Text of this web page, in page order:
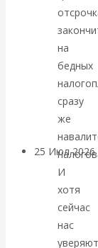
25 Июл 2026
на
бедных
сразу
же
И
хотя
сейчас
нас
уверяют